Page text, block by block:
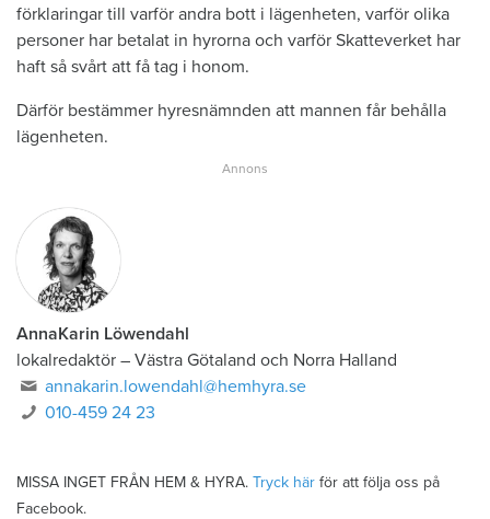
förklaringar till varför andra bott i lägenheten, varför olika
personer har betalat in hyrorna och varför Skatteverket har
haft så svårt att få tag i honom.
Därför bestämmer hyresnämnden att mannen får behålla
lägenheten.
AnnaKarin Löwendahl
lokalredaktör – Västra Götaland och Norra Halland
annakarin.lowendahl@hemhyra.se
010-459 24 23
MISSA INGET FRÅN HEM & HYRA. Tryck här för att följa oss på
Facebook.